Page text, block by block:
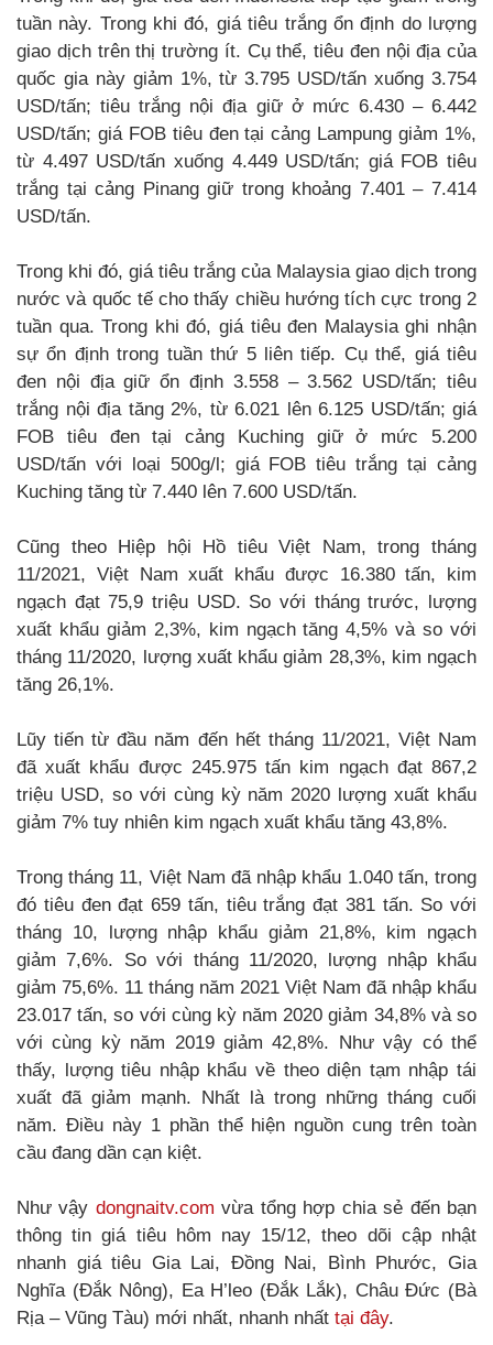
tuần này. Trong khi đó, giá tiêu trắng ổn định do lượng
giao dịch trên thị trường ít. Cụ thể, tiêu đen nội địa của
quốc gia này giảm 1%, từ 3.795 USD/tấn xuống 3.754
USD/tấn; tiêu trắng nội địa giữ ở mức 6.430 – 6.442
USD/tấn; giá FOB tiêu đen tại cảng Lampung giảm 1%,
từ 4.497 USD/tấn xuống 4.449 USD/tấn; giá FOB tiêu
trắng tại cảng Pinang giữ trong khoảng 7.401 – 7.414
USD/tấn.
Trong khi đó, giá tiêu trắng của Malaysia giao dịch trong
nước và quốc tế cho thấy chiều hướng tích cực trong 2
tuần qua. Trong khi đó, giá tiêu đen Malaysia ghi nhận
sự ổn định trong tuần thứ 5 liên tiếp. Cụ thể, giá tiêu
đen nội địa giữ ổn định 3.558 – 3.562 USD/tấn; tiêu
trắng nội địa tăng 2%, từ 6.021 lên 6.125 USD/tấn; giá
FOB tiêu đen tại cảng Kuching giữ ở mức 5.200
USD/tấn với loại 500g/l; giá FOB tiêu trắng tại cảng
Kuching tăng từ 7.440 lên 7.600 USD/tấn.
Cũng theo Hiệp hội Hồ tiêu Việt Nam, trong tháng
11/2021, Việt Nam xuất khẩu được 16.380 tấn, kim
ngạch đạt 75,9 triệu USD. So với tháng trước, lượng
xuất khẩu giảm 2,3%, kim ngạch tăng 4,5% và so với
tháng 11/2020, lượng xuất khẩu giảm 28,3%, kim ngạch
tăng 26,1%.
Lũy tiến từ đầu năm đến hết tháng 11/2021, Việt Nam
đã xuất khẩu được 245.975 tấn kim ngạch đạt 867,2
triệu USD, so với cùng kỳ năm 2020 lượng xuất khẩu
giảm 7% tuy nhiên kim ngạch xuất khẩu tăng 43,8%.
Trong tháng 11, Việt Nam đã nhập khẩu 1.040 tấn, trong
đó tiêu đen đạt 659 tấn, tiêu trắng đạt 381 tấn. So với
tháng 10, lượng nhập khẩu giảm 21,8%, kim ngạch
giảm 7,6%. So với tháng 11/2020, lượng nhập khẩu
giảm 75,6%. 11 tháng năm 2021 Việt Nam đã nhập khẩu
23.017 tấn, so với cùng kỳ năm 2020 giảm 34,8% và so
với cùng kỳ năm 2019 giảm 42,8%. Như vậy có thể
thấy, lượng tiêu nhập khẩu về theo diện tạm nhập tái
xuất đã giảm mạnh. Nhất là trong những tháng cuối
năm. Điều này 1 phần thể hiện nguồn cung trên toàn
cầu đang dần cạn kiệt.
Như vậy dongnaitv.com vừa tổng hợp chia sẻ đến bạn
thông tin giá tiêu hôm nay 15/12, theo dõi cập nhật
nhanh giá tiêu Gia Lai, Đồng Nai, Bình Phước, Gia
Nghĩa (Đắk Nông), Ea H’leo (Đắk Lắk), Châu Đức (Bà
Rịa – Vũng Tàu) mới nhất, nhanh nhất tại đây.